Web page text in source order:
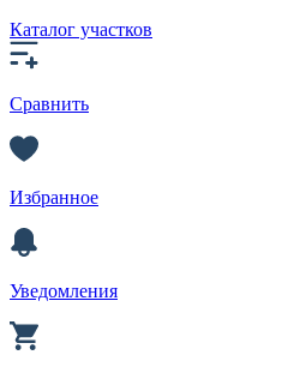
Каталог участков
Сравнить
Избранное
Уведомления